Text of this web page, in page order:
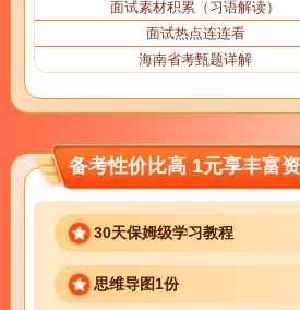
面试素材积累（习语解读）
面试热点连连看
海南省考甄题详解
备考性价比高 1元享丰富
30天保姆级学习教程
思维导图1份